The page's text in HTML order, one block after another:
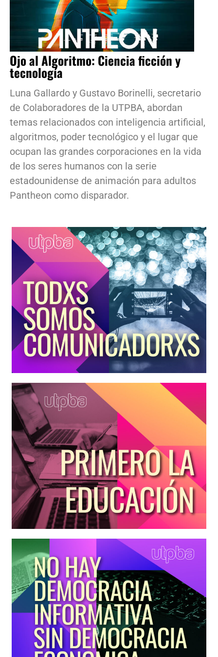
Ojo al Algoritmo: Ciencia ficción y
tecnología
Luna Gallardo y Gustavo Borinelli, secretario
de Colaboradores de la UTPBA, abordan
temas relacionados con inteligencia artificial,
algoritmos, poder tecnológico y el lugar que
ocupan las grandes corporaciones en la vida
de los seres humanos con la serie
estadounidense de animación para adultos
Pantheon como disparador.